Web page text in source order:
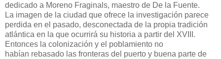
dedicado a Moreno Fraginals, maestro de De la Fuente.
La imagen de la ciudad que ofrece la investigación parece
perdida en el pasado, desconectada de la propia tradición
atlántica en la que ocurrirá su historia a partir del XVIII.
Entonces la colonización y el poblamiento no
habían rebasado las fronteras del puerto y buena parte de